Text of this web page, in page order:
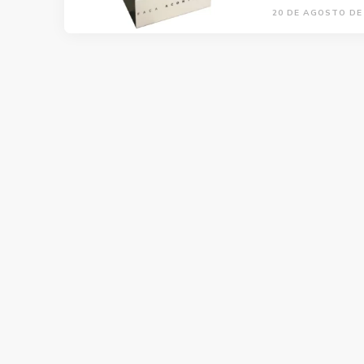
20 DE AGOSTO